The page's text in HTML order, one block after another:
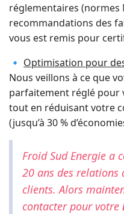
réglementaires (normes
recommandations des
vous est remis pour
🔹 Optimisation pour
Nous veillons à ce que
parfaitement réglé
tout en réduisant votre
(jusqu’à 30 %
Froid Sud Energie a
20 ans des relations
clients. Alors
contacter pour votre